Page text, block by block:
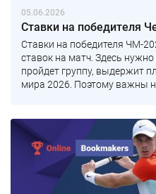
05.06.2026
Ставки на победителя
Ставки на победителя ЧМ-
ставок на матч. Здесь
пройдет группу, выдержит
мира 2026. Поэтому важны